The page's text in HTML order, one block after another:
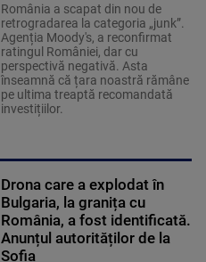
România a scapat din nou de
retrogradarea la categoria „junk”.
Agenția Moody's, a reconfirmat
ratingul României, dar cu
perspectivă negativă. Asta
înseamnă că țara noastră rămâne
pe ultima treaptă recomandată
investițiilor.
Drona care a explodat în
Bulgaria, la granița cu
România, a fost identificată.
Anunțul autorităților de la
Sofia